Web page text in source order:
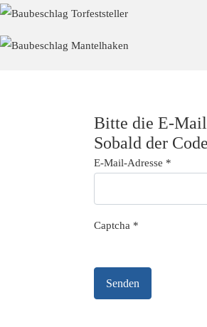
Bitte die E-
Sobald der
E-Mail-Adresse *
Captcha *
Senden